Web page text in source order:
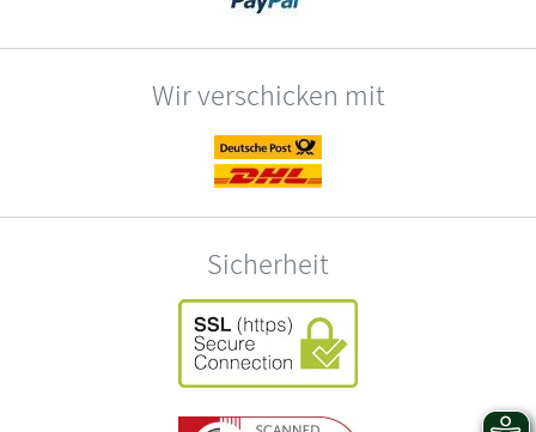
Wir verschicken mit
Sicherheit